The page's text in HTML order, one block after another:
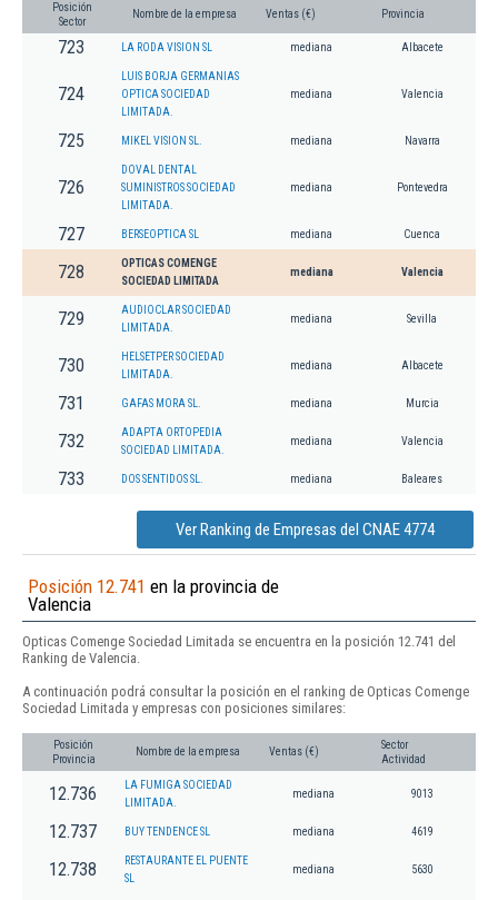
Posición
Sector
Nombre de la empresa Ventas (€) Provincia
723 LA RODA VISION SL mediana Albacete
724
LUIS BORJA GERMANIAS
OPTICA SOCIEDAD
LIMITADA.
mediana Valencia
725 MIKEL VISION SL. mediana Navarra
726
DOVAL DENTAL
SUMINISTROS SOCIEDAD
LIMITADA.
mediana Pontevedra
727 BERSEOPTICA SL mediana Cuenca
728
OPTICAS COMENGE
SOCIEDAD LIMITADA
mediana Valencia
729
AUDIOCLAR SOCIEDAD
LIMITADA.
mediana Sevilla
730
HELSETPER SOCIEDAD
LIMITADA.
mediana Albacete
731 GAFAS MORA SL. mediana Murcia
732
ADAPTA ORTOPEDIA
SOCIEDAD LIMITADA.
mediana Valencia
733 DOS SENTIDOS SL. mediana Baleares
Ver Ranking de Empresas del CNAE 4774
Posición 12.741 en la provincia de
Valencia
Opticas Comenge Sociedad Limitada se encuentra en la posición 12.741 del
Ranking de Valencia.
A continuación podrá consultar la posición en el ranking de Opticas Comenge
Sociedad Limitada y empresas con posiciones similares:
Posición
Provincia
Nombre de la empresa Ventas (€)
Sector
Actividad
12.736
LA FUMIGA SOCIEDAD
LIMITADA.
mediana 9013
12.737 BUY TENDENCE SL mediana 4619
12.738
RESTAURANTE EL PUENTE
SL
mediana 5630